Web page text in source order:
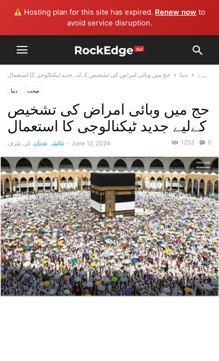
Hosting plan for this site has expired. Renew now to
avoid service disruption.
ہوم دنیا حج میں وبائی امراض کی تشخیص کےلیے جدید ٹیکنالوجی کا استعمال
دنیا صحت
حج میں وبائی امراض کی تشخیص
کےلیے جدید ٹیکنالوجی کا استعمال
کی طرف عائشہ عدنان - June 12, 2024 0
1253